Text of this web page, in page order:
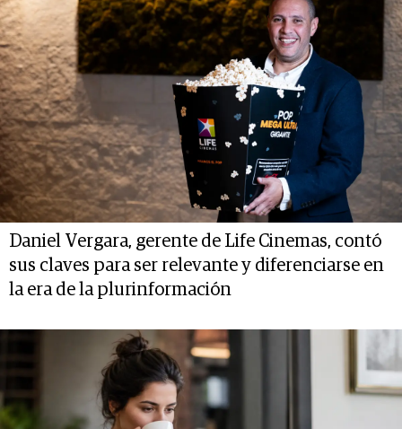
Daniel Vergara, gerente de Life Cinemas, contó
sus claves para ser relevante y diferenciarse en
la era de la plurinformación